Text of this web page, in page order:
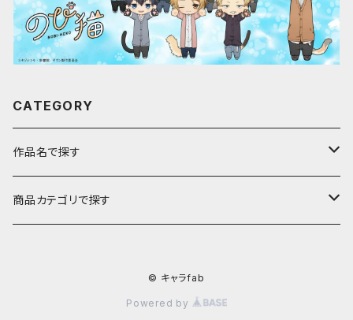
CATEGORY
作品名で探す
ア行
商品カテゴリで探す
© キャラfab
Powered by